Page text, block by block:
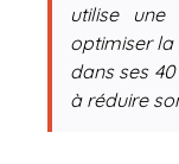
utilise une
optimiser la
dans ses
à réduire